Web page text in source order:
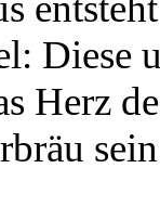
Diese
Herz